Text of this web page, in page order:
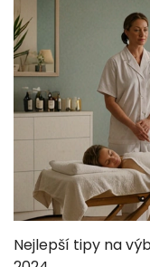
Nejlepší tipy na